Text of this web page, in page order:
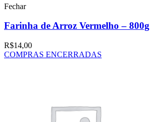
Fechar
Farinha de Arroz Vermelho – 800g
R$14,00
COMPRAS ENCERRADAS